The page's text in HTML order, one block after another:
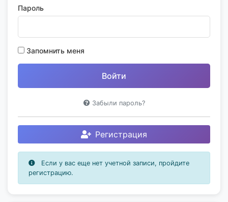
Пароль
Запомнить меня
Забыли пароль?
Регистрация
Если у вас еще нет учетной записи, пройдите
регистрацию.